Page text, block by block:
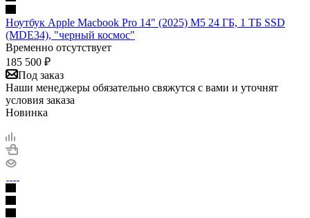
Ноутбук Apple Macbook Pro 14" (2025) M5 24 ГБ, 1 ТБ SSD
(MDE34), "черный космос"
Временно отсутствует
185 500 ₽
Под заказ
Наши менеджеры обязательно свяжутся с вами и уточнят
условия заказа
Новинка